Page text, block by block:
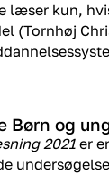
læser kun,
(Tornhøj
Børn og
2021 er